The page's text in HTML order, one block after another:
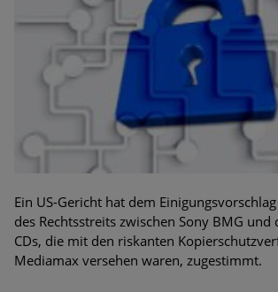
Ein US-Gericht hat dem
des Rechtsstreits zwischen Sony BMG und
CDs, die mit den riskanten
Mediamax versehen waren, zugestimmt.